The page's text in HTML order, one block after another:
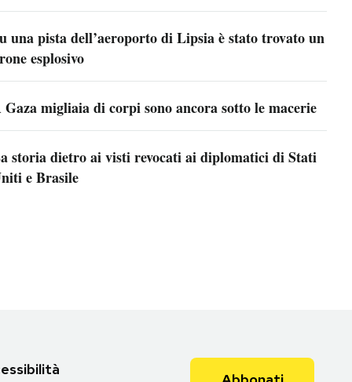
una pista dell’aeroporto di Lipsia è stato trovato un
esplosivo
Gaza migliaia di corpi sono ancora sotto le macerie
storia dietro ai visti revocati ai diplomatici di Stati
e Brasile